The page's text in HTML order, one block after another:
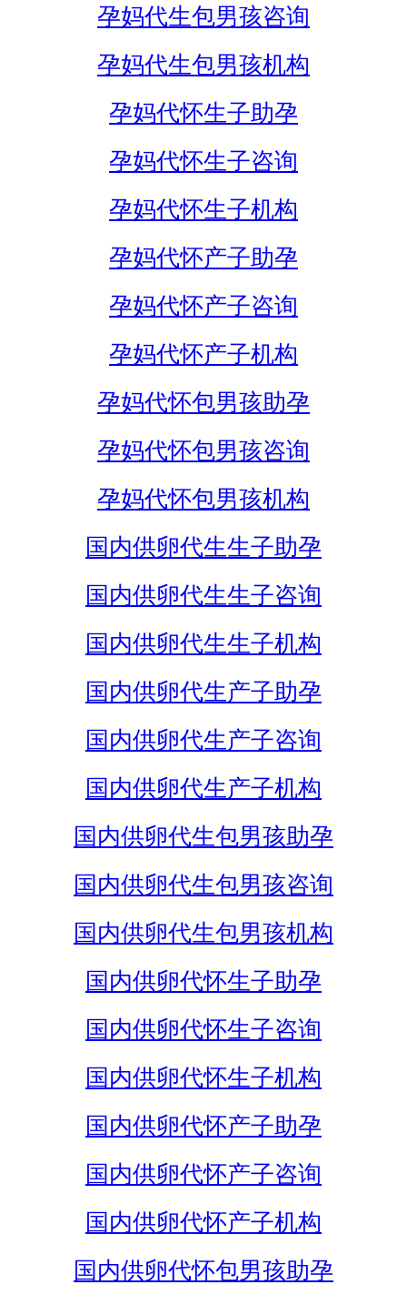
孕妈代生包男孩咨询
孕妈代生包男孩机构
孕妈代怀生子助孕
孕妈代怀生子咨询
孕妈代怀生子机构
孕妈代怀产子助孕
孕妈代怀产子咨询
孕妈代怀产子机构
孕妈代怀包男孩助孕
孕妈代怀包男孩咨询
孕妈代怀包男孩机构
国内供卵代生生子助孕
国内供卵代生生子咨询
国内供卵代生生子机构
国内供卵代生产子助孕
国内供卵代生产子咨询
国内供卵代生产子机构
国内供卵代生包男孩助孕
国内供卵代生包男孩咨询
国内供卵代生包男孩机构
国内供卵代怀生子助孕
国内供卵代怀生子咨询
国内供卵代怀生子机构
国内供卵代怀产子助孕
国内供卵代怀产子咨询
国内供卵代怀产子机构
国内供卵代怀包男孩助孕